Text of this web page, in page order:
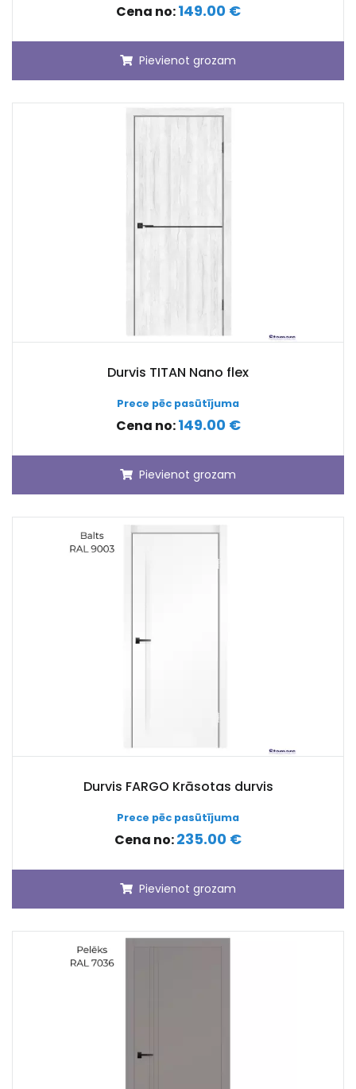
Cena no:149.00 €
Pievienot grozam
Durvis TITAN Nano flex
Prece pēc pasūtījuma
Cena no:149.00 €
Pievienot grozam
Durvis FARGO Krāsotas durvis
Prece pēc pasūtījuma
Cena no:235.00 €
Pievienot grozam